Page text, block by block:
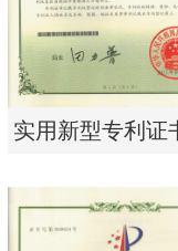
实用新型专利证